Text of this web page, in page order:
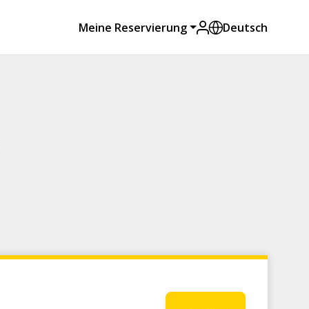
Meine Reservierung Deutsch